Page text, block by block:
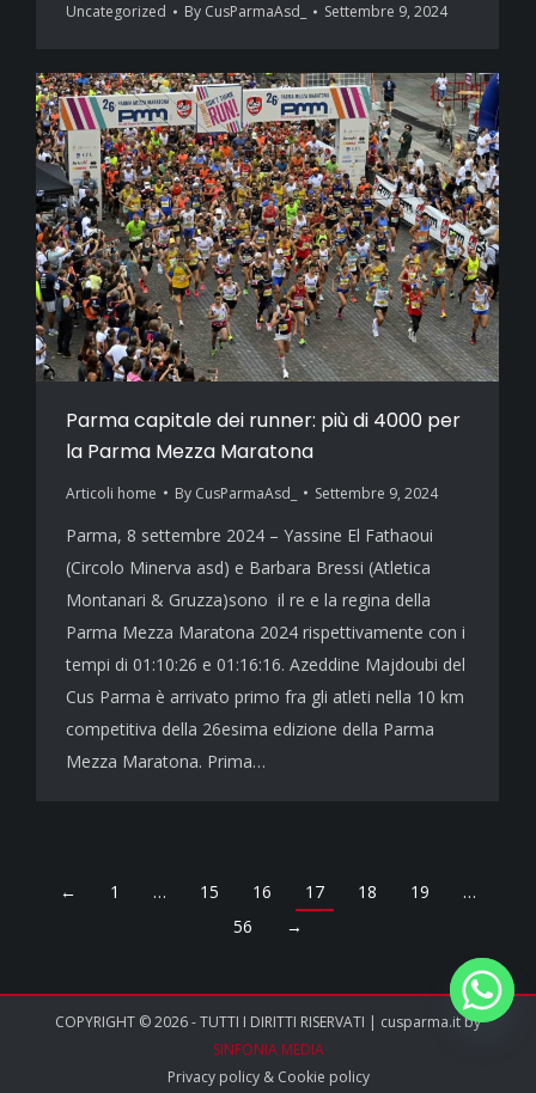
Uncategorized By CusParmaAsd_ Settembre 9, 2024
Parma capitale dei runner: più di 4000 per
la Parma Mezza Maratona
Articoli home By CusParmaAsd_ Settembre 9, 2024
Parma, 8 settembre 2024 – Yassine El Fathaoui
(Circolo Minerva asd) e Barbara Bressi (Atletica
Montanari & Gruzza)sono il re e la regina della
Parma Mezza Maratona 2024 rispettivamente con i
tempi di 01:10:26 e 01:16:16. Azeddine Majdoubi del
Cus Parma è arrivato primo fra gli atleti nella 10 km
competitiva della 26esima edizione della Parma
Mezza Maratona. Prima…
← 1 … 15 16 17 18 19
…
56
→
COPYRIGHT © 2026 - TUTTI I DIRITTI RISERVATI | cusparma.it by
SINFONIA MEDIA
Privacy policy& Cookie policy